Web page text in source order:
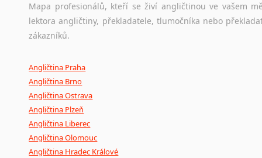
Mapa profesionálů, kteří se živí angličtinou ve vašem
lektora angličtiny, překladatele, tlumočníka nebo
zákazníků.
Angličtina Praha
Angličtina Brno
Angličtina Ostrava
Angličtina Plzeň
Angličtina Liberec
Angličtina Olomouc
Angličtina Hradec Králové